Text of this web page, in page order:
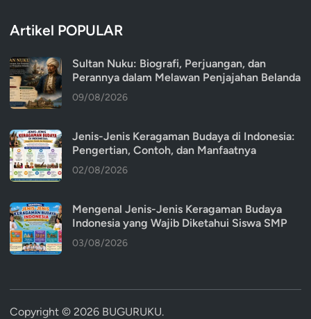
Artikel POPULAR
Sultan Nuku: Biografi, Perjuangan, dan
Perannya dalam Melawan Penjajahan Belanda
09/08/2026
Jenis-Jenis Keragaman Budaya di Indonesia:
Pengertian, Contoh, dan Manfaatnya
02/08/2026
Mengenal Jenis-Jenis Keragaman Budaya
Indonesia yang Wajib Diketahui Siswa SMP
03/08/2026
Copyright © 2026 BUGURUKU.